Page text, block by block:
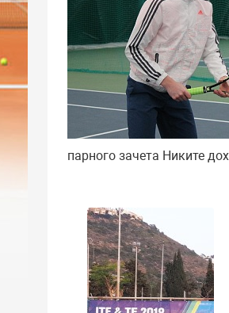
парного зачета Никите